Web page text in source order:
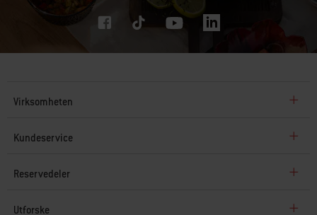
Virksomheten
Kundeservice
Reservedeler
Utforske